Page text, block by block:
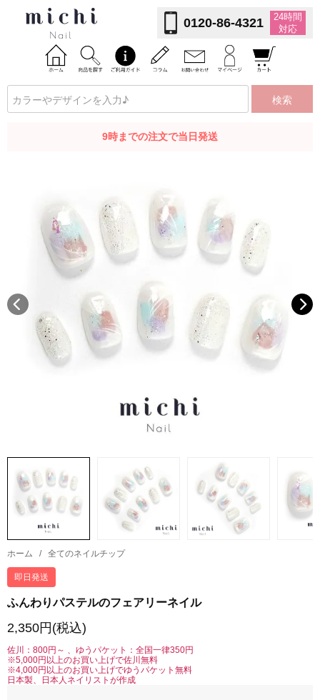
0120-86-4321
24時間
対応
検索
9時までの注文で当日発送
ホーム / 全てのネイルチップ
即日発送
ふんわりパステルのフェアリーネイル
2,350円(税込)
佐川：800円～ 、ゆうパケット：全国一律350円
※5,000円以上のお買い上げで佐川無料
※4,000円以上のお買い上げでゆうパケット無料
日本製、日本人ネイリストが作成